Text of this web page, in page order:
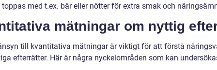
med t.ex. bär eller nötter för extra smak och
mätningar om nyttig
till kvantitativa mätningar är viktigt för att förstå
efterrätter. Här är några nyckelområden som kan